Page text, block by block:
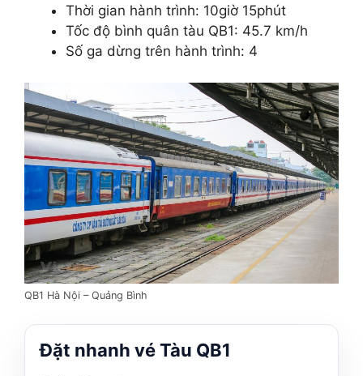
Thời gian hành trình: 10giờ 15phút
Tốc độ bình quân tàu QB1: 45.7 km/h
Số ga dừng trên hành trình: 4
QB1 Hà Nội – Quảng Bình
Đặt nhanh vé Tàu QB1